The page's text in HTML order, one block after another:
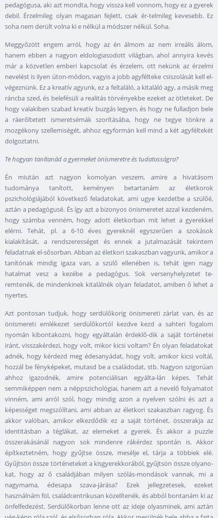
pedagógusa, aki azt mondta, hogy vissza kell vonnom, hogy ez a gyerek
debil. Érzelmileg olyan magasan fejlett, csak ér-telmileg kevesebb. Ez
soha nem derült volna ki e nélkül a módszer nélkül. Soha.
Meggyőzött engem arról, hogy az én álmom az nem irreális álom,
hanem ebben a nagyon eldologiasodott világban, ahol annyira kevés
már a közvetlen emberi kapcsolat és érzelem, ott nekünk az érzelmi
nevelést is ilyen úton-módon, vagyis a jobb agyfélteke csiszolását kell el-
végeznünk. Ez a kreatív agyunk, ez a feltaláló, a kitaláló agy, a másik meg
ráncba szed, és belefésüli a realitás törvényekbe ezeket az ötleteket. De
hogy valakiben szabad kreatív buzgás legyen, és hogy ne fulladjon bele
a ráerőltetett ismeretsémák szorításába, hogy ne tegye tönkre a
mozgékony szellemiségét, ahhoz egyformán kell mind a két agyféltekét
dolgoztatni.
Te hogyan tanítanád a gyermeket önismeretre és tudatosságra?
Én miután azt nagyon komolyan veszem, amire a hivatásom
tudománya tanított, keményen betartanám az életkorok
pszichológiájából következő feladatokat, ami ugye kezdetbe a szülőé,
aztán a pedagógusé. És így azt a bizonyos önismeretet azzal kezdeném,
hogy számba venném, hogy adott életkorban mit lehet a gyerekkel
elérni. Tehát, pl. a 6-10 éves gyereknél egyszerűen a szokások
kialakítását, a rendszerességet és ennek a jutalmazását tekintem
feladatnak el-sősorban. Abban az életkori szakaszban vagyunk, amikor a
tanítónak mindig igaza van, a szülő ellenében is, tehát igen nagy
hatalmat vesz a kezébe a pedagógus. Sok versenyhelyzetet te-
remtenék, de mindenkinek kitalálnék olyan feladatot, amiben ő lehet a
nyertes.
Azt pontosan tudjuk, hogy serdülőkorig önismereti zárlat van, és az
önismereti emlékezet serdülőkortól kezdve kezd a sahteri fogalom
nyomán kibontakozni, hogy egyáltalán érdeklő-dik a saját történetei
iránt, visszakérdezi, hogy volt, mikor kicsi voltam? Én olyan feladatokat
adnék, hogy kérdezd meg édesanyádat, hogy volt, amikor kicsi voltál,
hozzál be fényképeket, mutasd be a családodat, stb. Nagyon szigorúan
ahhoz igazodnék, amire potenciálisan egyálta-lán képes. Tehát
semmiképpen nem a néppszichológiai, hanem azt a nevelő folyamatot
vinném, ami arról szól, hogy mindig azon a nyelven szólni és azt a
képességet megszólítani, ami abban az életkori szakaszban ragyog. És
akkor valóban, amikor elkezdődik ez a saját történet, összerakja az
identitásban a téglákat, az elemeket a gyerek. És akkor a puzzle
összerakásánál nagyon sok mindenre rákérdez spontán is. Akkor
építkeztetném, hogy gyűjtse össze, mesélje el, tárja a többiek elé.
Gyűjtsön össze történeteket a kisgyerekkorából, gyűjtsön össze olyano-
kat, hogy az ő családjában milyen szólás-mondások vannak, mi a
nagymama, édesapa szava-járása? Ezek jellegzetesek, ezeket
használnám föl, családcentrikusan közelítenék, és abból bontanám ki az
önfelfedezést. Serdülőkorban lenne ott az ideje olyasminek, ami aztán